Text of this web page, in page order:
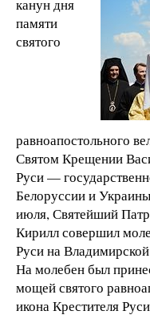
канун дня
памяти
святого
равноапостольного
Святом Крещении
Руси —
Белоруссии и
июля, Святейший
Кирилл совершил
Руси на
На молебен был
мощей святого
икона Крестителя